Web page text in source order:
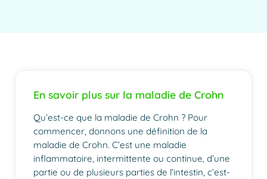
En savoir plus sur la maladie de Crohn
Qu’est-ce que la maladie de Crohn ? Pour
commencer, donnons une définition de la
maladie de Crohn. C’est une maladie
inflammatoire, intermittente ou continue, d’une
partie ou de plusieurs parties de l’intestin, c’est-